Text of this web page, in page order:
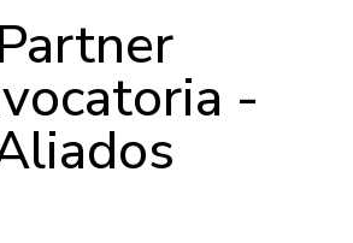
Partner
-